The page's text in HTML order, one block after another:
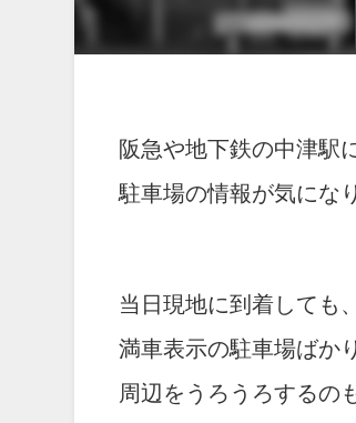
阪急や地下鉄の中津駅
駐車場の情報が気にな
当日現地に到着しても、
満車表示の駐車場ばか
周辺をうろうろするの